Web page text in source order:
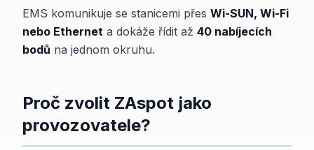
EMS komunikuje se stanicemi přes Wi-SUN, Wi-Fi
nebo Ethernet a dokáže řídit až 40 nabíjecích
bodů na jednom okruhu.
Proč zvolit ZAspot jako
provozovatele?